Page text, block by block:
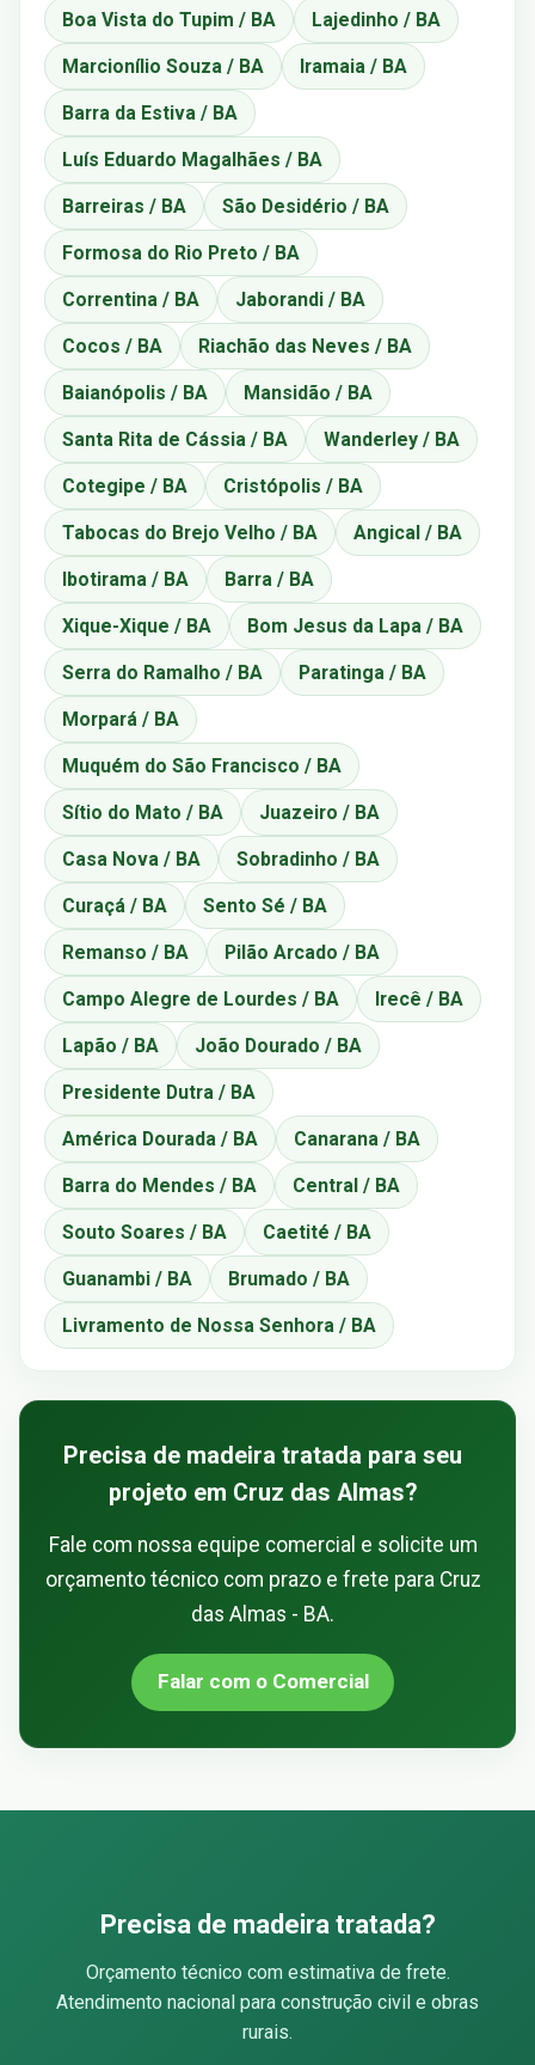
Boa Vista do Tupim / BA Lajedinho / BA
Marcionílio Souza / BA Iramaia / BA
Barra da Estiva / BA
Luís Eduardo Magalhães / BA
Barreiras / BA São Desidério / BA
Formosa do Rio Preto / BA
Correntina / BA Jaborandi / BA
Cocos / BA Riachão das Neves / BA
Baianópolis / BA Mansidão / BA
Santa Rita de Cássia / BA Wanderley / BA
Cotegipe / BA Cristópolis / BA
Tabocas do Brejo Velho / BA Angical / BA
Ibotirama / BA Barra / BA
Xique-Xique / BA Bom Jesus da Lapa / BA
Serra do Ramalho / BA Paratinga / BA
Morpará / BA
Muquém do São Francisco / BA
Sítio do Mato / BA Juazeiro / BA
Casa Nova / BA Sobradinho / BA
Curaçá / BA Sento Sé / BA
Remanso / BA Pilão Arcado / BA
Campo Alegre de Lourdes / BA Irecê / BA
Lapão / BA João Dourado / BA
Presidente Dutra / BA
América Dourada / BA Canarana / BA
Barra do Mendes / BA Central / BA
Souto Soares / BA Caetité / BA
Guanambi / BA Brumado / BA
Livramento de Nossa Senhora / BA
Precisa de madeira tratada para seu
projeto em Cruz das Almas?
Fale com nossa equipe comercial e solicite um
orçamento técnico com prazo e frete para Cruz
das Almas - BA.
Falar com o Comercial
Precisa de madeira tratada?
Orçamento técnico com estimativa de frete.
Atendimento nacional para construção civil e obras
rurais.